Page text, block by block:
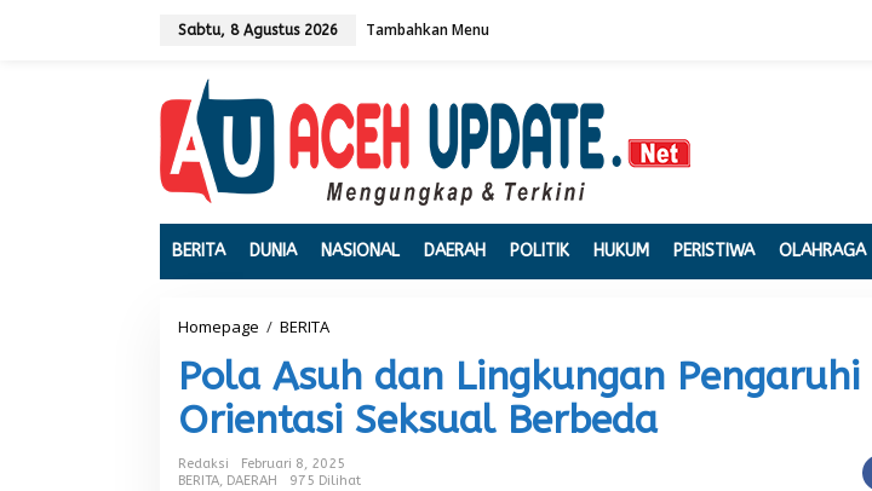
Sabtu, 8 Agustus 2026 Tambahkan Menu
BERITA DUNIA NASIONAL DAERAH POLITIK HUKUM PERISTIWA OLAHRAGA
Homepage / BERITA
l
a
A
s
u
h
Pola Asuh dan Lingkungan Pengaruhi
Orientasi Seksual Berbeda
Redaksi
Februari 8, 2025
BERITA, DAERAH 975 Dilihat